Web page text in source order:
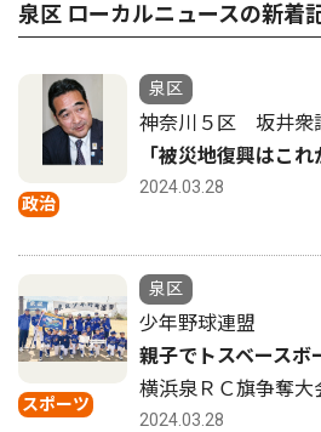
泉区 ローカルニュースの新着
政治
泉区
神奈川５区 坂井衆
「被災地復興はこれ
2024.03.28
スポーツ
泉区
少年野球連盟
親子でトスベースボ
横浜泉ＲＣ旗争奪大
2024.03.28